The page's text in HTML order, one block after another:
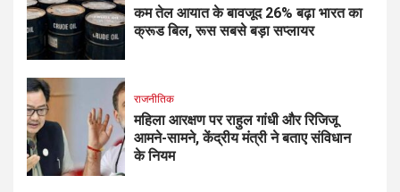
कम तेल आयात के बावजूद 26% बढ़ा भारत का
क्रूड बिल, रूस सबसे बड़ा सप्लायर
राजनीतिक
महिला आरक्षण पर राहुल गांधी और रिजिजू
आमने-सामने, केंद्रीय मंत्री ने बताए संविधान
के नियम